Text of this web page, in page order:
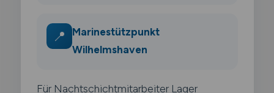
📍
Marinestützpunkt
Wilhelmshaven
Für Nachtschichtmitarbeiter Lager